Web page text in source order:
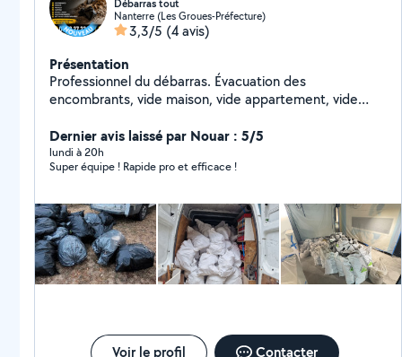
Débarras tout
Nanterre (Les Groues-Préfecture)
3,3/5 (4 avis)
Présentation
Professionnel du débarras. Évacuation des
encombrants, vide maison, vide appartement, vide
travail soigné en Île-de-France.
Dernier avis laissé par Nouar : 5/5
lundi à 20h
Super équipe ! Rapide pro et efficace !
Voir le profil Contacter